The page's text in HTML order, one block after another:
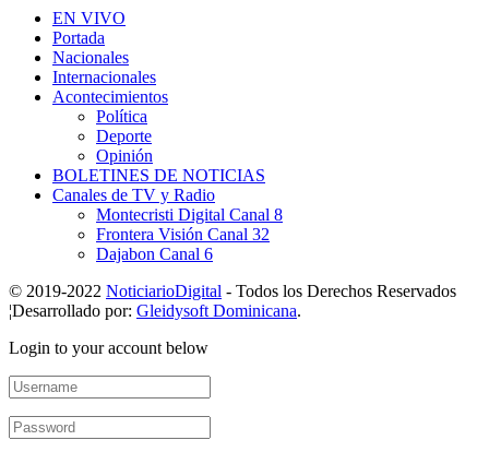
EN VIVO
Portada
Nacionales
Internacionales
Acontecimientos
Política
Deporte
Opinión
BOLETINES DE NOTICIAS
Canales de TV y Radio
Montecristi Digital Canal 8
Frontera Visión Canal 32
Dajabon Canal 6
© 2019-2022 NoticiarioDigital - Todos los Derechos Reservados
¦Desarrollado por: Gleidysoft Dominicana.
Login to your account below